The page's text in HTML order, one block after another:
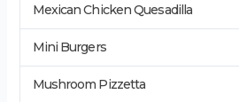
Mexican Chicken Quesadilla
Mini Burgers
Mushroom Pizzetta